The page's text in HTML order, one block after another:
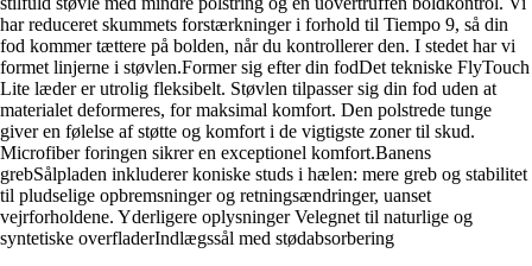
har reduceret skummets forstærkninger i forhold til Tiempo 9, så din
fod kommer tættere på bolden, når du kontrollerer den. I stedet har vi
formet linjerne i støvlen.Former sig efter din fodDet tekniske FlyTouch
Lite læder er utrolig fleksibelt. Støvlen tilpasser sig din fod uden at
materialet deformeres, for maksimal komfort. Den polstrede tunge
giver en følelse af støtte og komfort i de vigtigste zoner til skud.
Microfiber foringen sikrer en exceptionel komfort.Banens
grebSålpladen inkluderer koniske studs i hælen: mere greb og stabilitet
til pludselige opbremsninger og retningsændringer, uanset
vejrforholdene. Yderligere oplysninger Velegnet til naturlige og
syntetiske overfladerIndlægssål med stødabsorbering